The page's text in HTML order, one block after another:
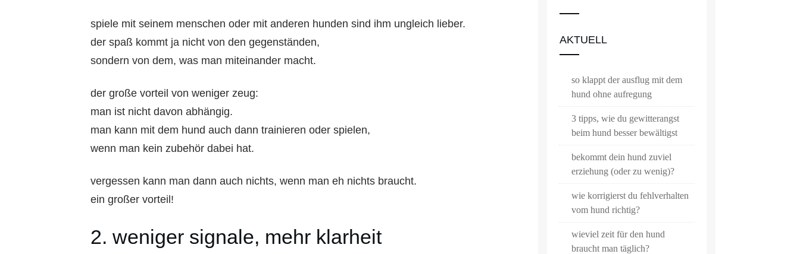
spiele mit seinem menschen oder mit anderen hunden sind ihm ungleich lieber.
der spaß kommt ja nicht von den gegenständen,
sondern von dem, was man miteinander macht.
der große vorteil von weniger zeug:
man ist nicht davon abhängig.
man kann mit dem hund auch dann trainieren oder spielen,
wenn man kein zubehör dabei hat.
vergessen kann man dann auch nichts, wenn man eh nichts braucht.
ein großer vorteil!
2. weniger signale, mehr klarheit
AKTUELL
so klappt der ausflug mit dem
hund ohne aufregung
3 tipps, wie du gewitterangst
beim hund besser bewältigst
bekommt dein hund zuviel
erziehung (oder zu wenig)?
wie korrigierst du fehlverhalten
vom hund richtig?
wieviel zeit für den hund
braucht man täglich?